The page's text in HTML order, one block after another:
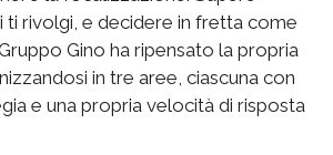
ti rivolgi, e decidere in fretta come
Gino ha ripensato la propria
in tre aree, ciascuna con
e una propria velocità di risposta